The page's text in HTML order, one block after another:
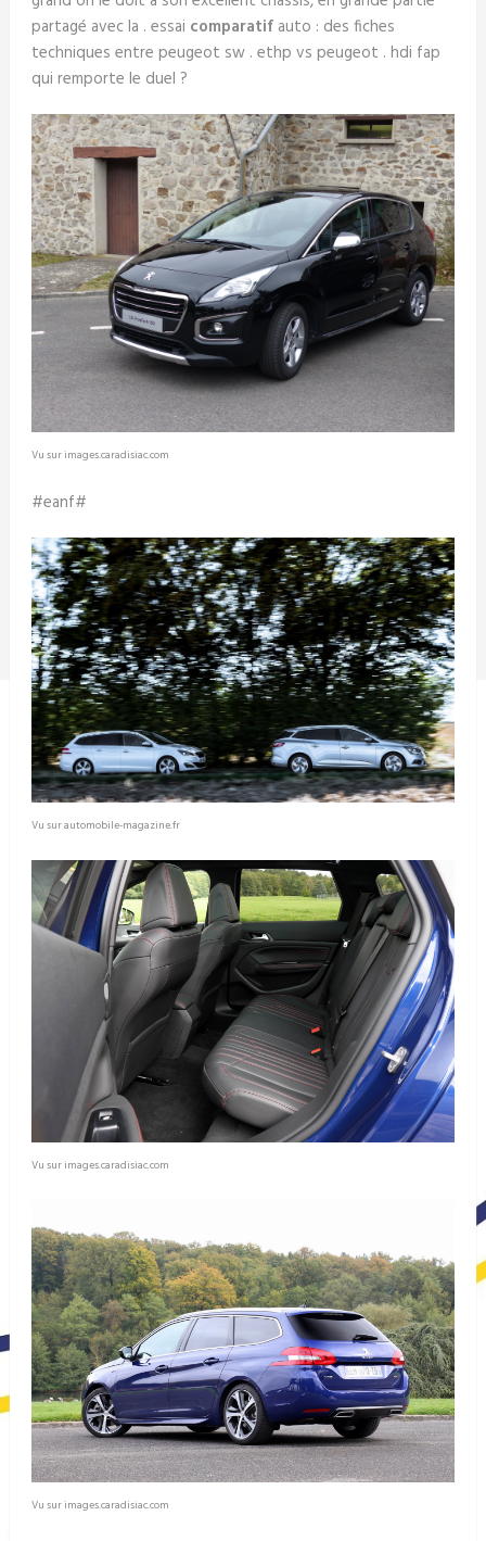
partagé avec la . essai comparatifauto : des fiches
techniques entre peugeot sw . ethp vs peugeot . hdi fap
qui remporte le duel ?
Vu sur images.caradisiac.com
#eanf#
Vu sur automobile-magazine.fr
Vu sur images.caradisiac.com
Vu sur images.caradisiac.com